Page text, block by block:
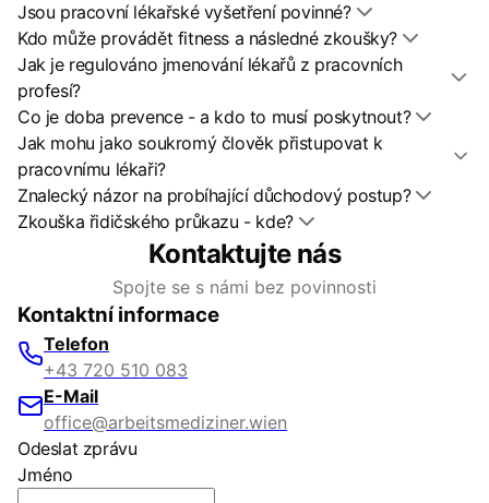
Jsou pracovní lékařské vyšetření povinné?
Kdo může provádět fitness a následné zkoušky?
Jak je regulováno jmenování lékařů z pracovních
profesí?
Co je doba prevence - a kdo to musí poskytnout?
Jak mohu jako soukromý člověk přistupovat k
pracovnímu lékaři?
Znalecký názor na probíhající důchodový postup?
Zkouška řidičského průkazu - kde?
Kontaktujte nás
Spojte se s námi bez povinnosti
Kontaktní informace
Telefon
+43 720 510 083
E-Mail
office@arbeitsmediziner.wien
Odeslat zprávu
Jméno